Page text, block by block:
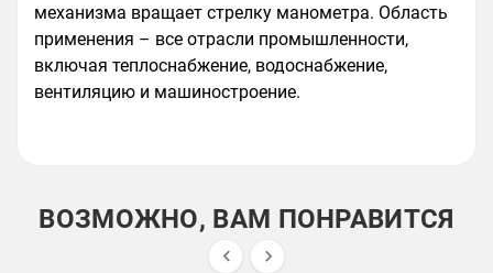
механизма вращает стрелку манометра. Область
применения – все отрасли промышленности,
включая теплоснабжение, водоснабжение,
вентиляцию и машиностроение.
ВОЗМОЖНО, ВАМ ПОНРАВИТСЯ
 